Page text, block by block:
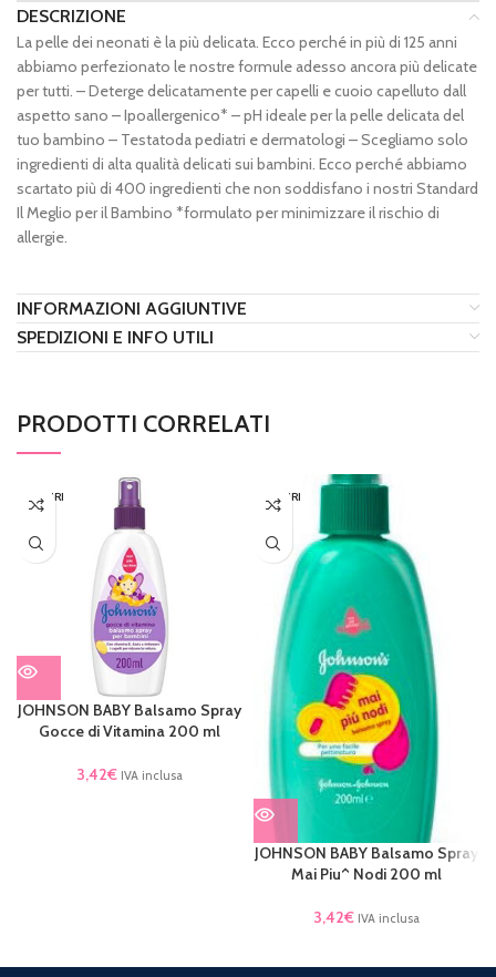
DESCRIZIONE
La pelle dei neonati è la più delicata. Ecco perché in più di 125 anni
abbiamo perfezionato le nostre formule adesso ancora più delicate
per tutti. – Deterge delicatamente per capelli e cuoio capelluto dall
aspetto sano – Ipoallergenico* – pH ideale per la pelle delicata del
tuo bambino – Testatoda pediatri e dermatologi – Scegliamo solo
ingredienti di alta qualità delicati sui bambini. Ecco perché abbiamo
scartato più di 400 ingredienti che non soddisfano i nostri Standard
Il Meglio per il Bambino *formulato per minimizzare il rischio di
allergie.
INFORMAZIONI AGGIUNTIVE
SPEDIZIONI E INFO UTILI
PRODOTTI CORRELATI
ESAURI
TO
JOHNSON BABY Balsamo Spray
Gocce di Vitamina 200 ml
3,42€ IVA inclusa
ESAURI
TO
JOHNSON BABY Balsamo Spray
Mai Piu^ Nodi 200 ml
3,42€ IVA inclusa